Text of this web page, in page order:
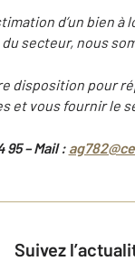
d’un bien à
secteur, nous
disposition pour
et vous fournir le
95 – Mail :
Suivez